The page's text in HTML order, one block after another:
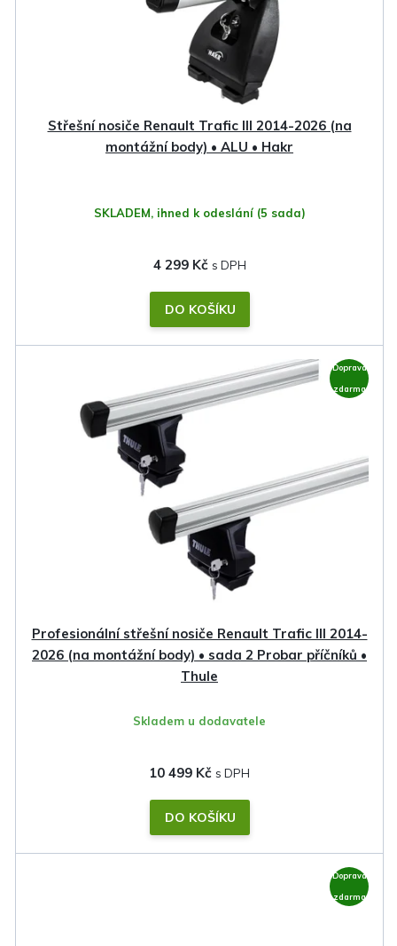
Střešní nosiče Renault Trafic III 2014-2026 (na
montážní body) • ALU • Hakr
SKLADEM, ihned k odeslání (5 sada)
4 299 Kč
DO KOŠÍKU
Doprava
zdarma
Profesionální střešní nosiče Renault Trafic III 2014-
2026 (na montážní body) • sada 2 Probar příčníků •
Thule
Skladem u dodavatele
10 499 Kč
DO KOŠÍKU
Doprava
zdarma